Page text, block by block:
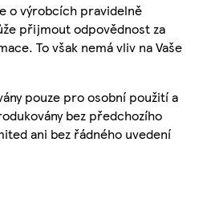
o výrobcích pravidelně
přijmout odpovědnost za
To však nemá vliv na Vaše
pouze pro osobní použití a
bez předchozího
ani bez řádného uvedení